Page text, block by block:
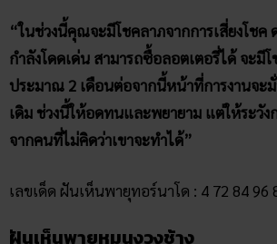
เลขเด็ด ฝันเห็นพายุทอร์นาโด : 4 72 84 96
ฝันเห็นพายุหมุนงวงช้าง